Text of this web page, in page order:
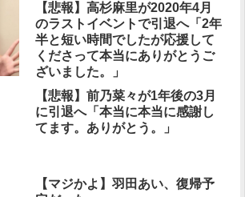
【悲報】高杉麻里が2020年4月
のラストイベントで引退へ「2年
半と短い時間でしたが応援して
くださって本当にありがとうご
ざいました。」
【悲報】前乃菜々が1年後の3月
に引退へ「本当に本当に感謝し
てます。ありがとう。」
【マジかよ】羽田あい、復帰予